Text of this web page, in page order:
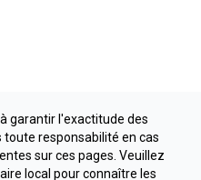
garantir l'exactitude des
responsabilité en cas
sur ces pages. Veuillez
local pour connaître les